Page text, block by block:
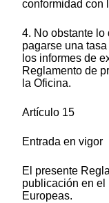
conformidad con
4. No obstante lo
pagarse una
los informes de
Reglamento de
la Oficina.
Artículo 15
Entrada en vigor
El presente
publicación en
Europeas.